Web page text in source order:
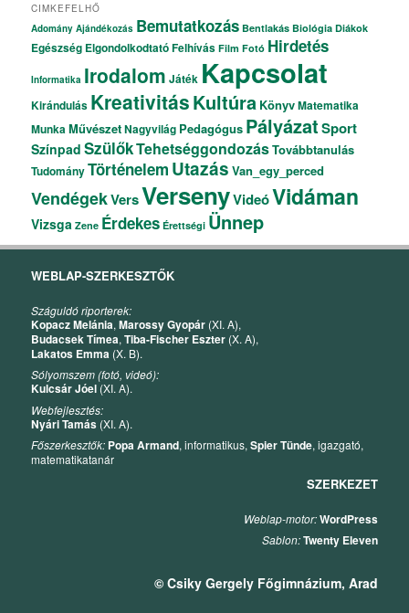
CIMKEFELHŐ
Adomány Ajándékozás Bemutatkozás Bentlakás Biológia Diákok
Egészség ElgondolkodtatóFelhívás Film Fotó Hirdetés
Informatika Irodalom Játék Kapcsolat
Kirándulás KreativitásKultúra KönyvMatematika
MunkaMűvészetNagyvilág Pedagógus PályázatSport
Színpad SzülőkTehetséggondozásTovábbtanulás
TudományTörténelem Utazás Van_egy_perced
VendégekVersVersenyVideóVidáman
Vizsga Zene Érdekes Érettségi Ünnep
WEBLAP-SZERKESZTŐK
Száguldó riporterek:
Kopacz Melánia,Marossy Gyopár (XI. A),
Budacsek Tímea,Tiba-Fischer Eszter (X. A),
Lakatos Emma (X. B).
Sólyomszem (fotó, videó):
Kulcsár Jóel (XI. A).
Webfejlesztés:
Nyári Tamás (XI. A).
Főszerkesztők: Popa Armand, informatikus,Spier Tünde, igazgató,
matematikatanár
SZERKEZET
Weblap-motor:WordPress
Sablon:Twenty Eleven
© Csiky Gergely Főgimnázium, Arad